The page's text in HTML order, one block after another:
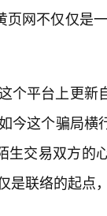
页网不仅仅是
个平台上更
今这个骗局
生交易双方
是联络的起点